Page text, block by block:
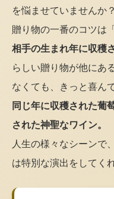
を悩ませていませんか？
贈り物の一番のコツは
相手の生まれ年に収穫
らしい贈り物が他にあ
なくても、きっと喜ん
同じ年に収穫された葡
された神聖なワイン。
人生の様々なシーンで
は特別な演出をしてく